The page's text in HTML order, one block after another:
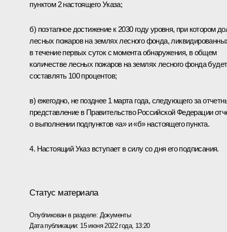
пунктом 2 настоящего Указа;
б) поэтапное достижение к 2030 году уровня, при котором
лесных пожаров на землях лесного фонда,
в течение первых суток с момента обнаружения, в общем
количестве лесных пожаров на землях лесного фонда будет
составлять 100 процентов;
в) ежегодно, не позднее 1 марта года, следующего за
представление в Правительство Российской Федерации
о выполнении подпунктов «а» и «б» настоящего пункта.
4. Настоящий Указ вступает в силу со дня его подписания.
Статус материала
Опубликован в разделе: Документы
Дата публикации: 15 июня 2022 года, 13:20